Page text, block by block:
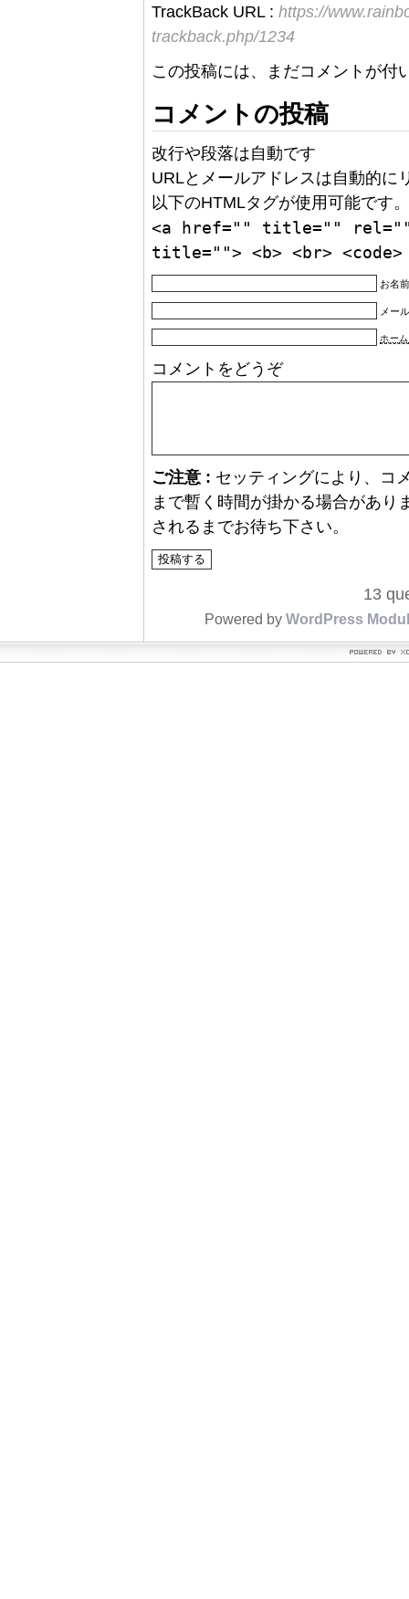
TrackBack URL : https://
trackback.php/1234
この投稿には、まだコメントが付
コメントの投稿
改行や段落は自動です
URLとメールアドレスは自動的に
以下のHTMLタグが使用可能です。
<a href="" title=""
title=""> <b> <br>
お名
メー
ホー
コメントをどうぞ
ご注意 : セッティングにより、コ
まで暫く時間が掛かる場合があ
されるまでお待ち下さい。
13
Powered by WordPress